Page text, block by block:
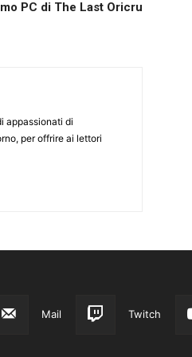
PC di The Last Oricru
appassionati di
per offrire ai lettori
Mail Twitch